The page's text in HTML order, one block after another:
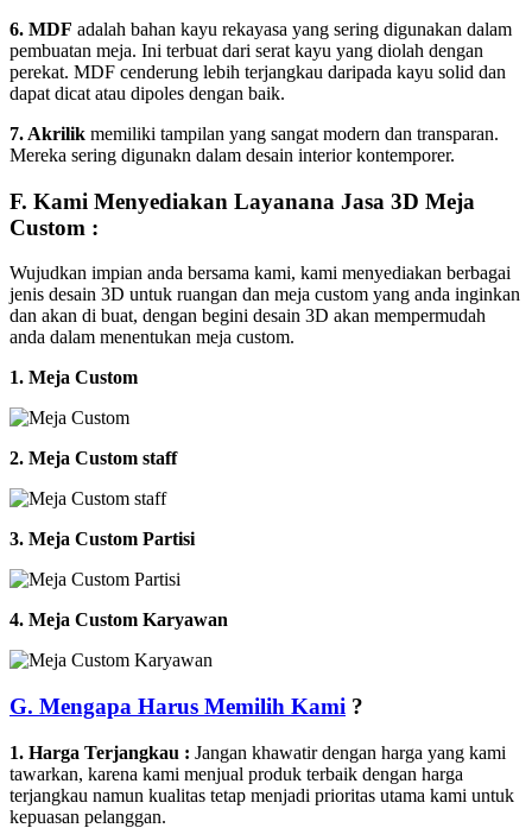
6. MDF adalah bahan kayu rekayasa yang sering digunakan dalam
pembuatan meja. Ini terbuat dari serat kayu yang diolah dengan
perekat. MDF cenderung lebih terjangkau daripada kayu solid dan
dapat dicat atau dipoles dengan baik.
7. Akrilik memiliki tampilan yang sangat modern dan transparan.
Mereka sering digunakn dalam desain interior kontemporer.
F. Kami Menyediakan Layanana Jasa 3D Meja
Custom :
Wujudkan impian anda bersama kami, kami menyediakan berbagai
jenis desain 3D untuk ruangan dan meja custom yang anda inginkan
dan akan di buat, dengan begini desain 3D akan mempermudah
anda dalam menentukan meja custom.
1. Meja Custom
2. Meja Custom staff
3. Meja Custom Partisi
4. Meja Custom Karyawan
G. Mengapa Harus Memilih Kami ?
1. Harga Terjangkau : Jangan khawatir dengan harga yang kami
tawarkan, karena kami menjual produk terbaik dengan harga
terjangkau namun kualitas tetap menjadi prioritas utama kami untuk
kepuasan pelanggan.